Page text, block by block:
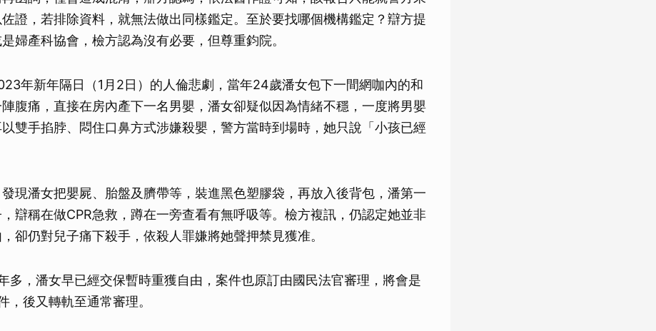
證，若排除資料，就無法做出同樣鑑定。至於要找哪個機構鑑定？辯方提
婦產科協會，檢方認為沒有必要，但尊重鈞院。
年新年隔日（1月2日）的人倫悲劇，當年24歲潘女包下一間網咖內的和
腹痛，直接在房內產下一名男嬰，潘女卻疑似因為情緒不穩，一度將男嬰
雙手掐脖、悶住口鼻方式涉嫌殺嬰，警方當時到場時，她只說「小孩已經
現潘女把嬰屍、胎盤及臍帶等，裝進黑色塑膠袋，再放入後背包，潘第一
辯稱在做CPR急救，蹲在一旁查看有無呼吸等。檢方複訊，仍認定她並非
卻仍對兒子痛下殺手，依殺人罪嫌將她聲押禁見獲准。
多，潘女早已經交保暫時重獲自由，案件也原訂由國民法官審理，將會是
，後又轉軌至通常審理。